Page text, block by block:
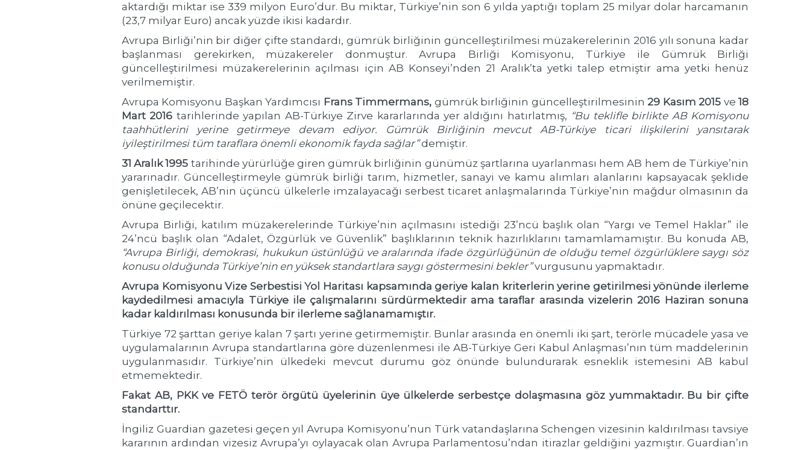
aktardığı miktar ise 339 milyon Euro’dur. Bu miktar, Türkiye’nin son 6 yılda yaptığı toplam 25 milyar dolar harcamanın
(23,7 milyar Euro) ancak yüzde ikisi kadardır.
Avrupa Birliği’nin bir diğer çifte standardı, gümrük birliğinin güncelleştirilmesi müzakerelerinin 2016 yılı sonuna kadar
başlanması gerekirken, müzakereler donmuştur. Avrupa Birliği Komisyonu, Türkiye ile Gümrük Birliği
güncelleştirilmesi müzakerelerinin açılması için AB Konseyi’nden 21 Aralık’ta yetki talep etmiştir ama yetki henüz
verilmemiştir.
Avrupa Komisyonu Başkan Yardımcısı Frans Timmermans, gümrük birliğinin güncelleştirilmesinin29 Kasım 2015 ve 18
Mart 2016 tarihlerinde yapılan AB-Türkiye Zirve kararlarında yer aldığını hatırlatmış, “Bu teklifle birlikte AB Komisyonu
taahhütlerini yerine getirmeye devam ediyor. Gümrük Birliğinin mevcut AB-Türkiye ticari ilişkilerini yansıtarak
iyileştirilmesi tüm taraflara önemli ekonomik fayda sağlar”demiştir.
31 Aralık 1995 tarihinde yürürlüğe giren gümrük birliğinin günümüz şartlarına uyarlanması hem AB hem de Türkiye’nin
yararınadır. Güncelleştirmeyle gümrük birliği tarım, hizmetler, sanayi ve kamu alımları alanlarını kapsayacak şeklide
genişletilecek, AB’nin üçüncü ülkelerle imzalayacağı serbest ticaret anlaşmalarında Türkiye’nin mağdur olmasının da
önüne geçilecektir.
Avrupa Birliği, katılım müzakerelerinde Türkiye’nin açılmasını istediği 23’ncü başlık olan “Yargı ve Temel Haklar” ile
24’ncü başlık olan “Adalet, Özgürlük ve Güvenlik” başlıklarının teknik hazırlıklarını tamamlamamıştır. Bu konuda AB,
“Avrupa Birliği, demokrasi, hukukun üstünlüğü ve aralarında ifade özgürlüğünün de olduğu temel özgürlüklere saygı söz
konusu olduğunda Türkiye’nin en yüksek standartlara saygı göstermesini bekler”vurgusunu yapmaktadır.
Avrupa Komisyonu Vize Serbestisi Yol Haritası kapsamında geriye kalan kriterlerin yerine getirilmesi yönünde ilerleme
kaydedilmesi amacıyla Türkiye ile çalışmalarını sürdürmektedir ama taraflar arasında vizelerin 2016 Haziran sonuna
kadar kaldırılması konusunda bir ilerleme sağlanamamıştır.
Türkiye 72 şarttan geriye kalan 7 şartı yerine getirmemiştir. Bunlar arasında en önemli iki şart, terörle mücadele yasa ve
uygulamalarının Avrupa standartlarına göre düzenlenmesi ile AB-Türkiye Geri Kabul Anlaşması’nın tüm maddelerinin
uygulanmasıdır. Türkiye’nin ülkedeki mevcut durumu göz önünde bulundurarak esneklik istemesini AB kabul
etmemektedir.
Fakat AB, PKK ve FETÖ terör örgütü üyelerinin üye ülkelerde serbestçe dolaşmasına göz yummaktadır. Bu bir çifte
standarttır.
İngiliz Guardian gazetesi geçen yıl Avrupa Komisyonu’nun Türk vatandaşlarına Schengen vizesinin kaldırılması tavsiye
kararının ardından vizesiz Avrupa’yı oylayacak olan Avrupa Parlamentosu’ndan itirazlar geldiğini yazmıştır. Guardian’ın